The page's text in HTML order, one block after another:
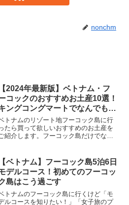
nonchm
【2024年最新版】ベトナム・フ
コックのおすすめお土産10選！
ングコングマートでなんでも揃
トナムのリゾート地フーコック島に行
たら買って欲しいおすすめのお土産を
紹介します。フーコック島だけでな
Misato今回の記事はこんなお悩みをお持
の方におすすめ！ベト...
【ベトナム】フーコック島5泊6日
デルコース！初めてのフーコッ
島はこう過ごす
トナムのフーコック島に行くけど「モ
ルコースを知りたい！」「女子旅のプ